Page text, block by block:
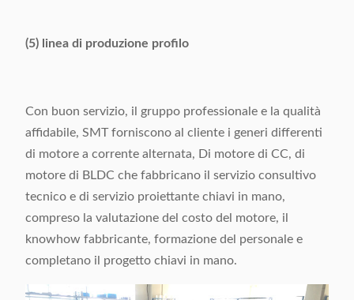
(5) linea di produzione profilo
Con buon servizio, il gruppo professionale e la qualità
affidabile, SMT forniscono al cliente i generi differenti
di motore a corrente alternata, Di motore di CC, di
motore di BLDC che fabbricano il servizio consultivo
tecnico e di servizio proiettante chiavi in mano,
compreso la valutazione del costo del motore, il
knowhow fabbricante, formazione del personale e
completano il progetto chiavi in mano.